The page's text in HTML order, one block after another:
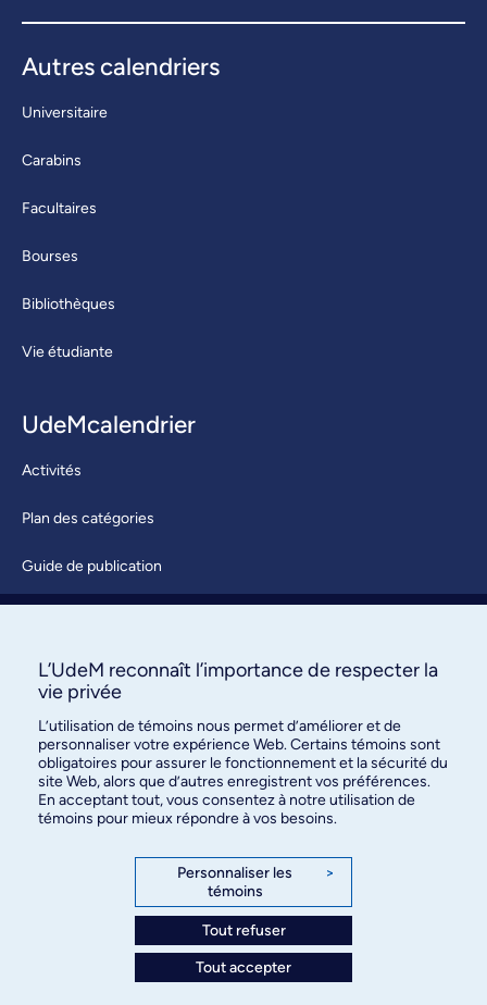
Autres calendriers
Universitaire
Carabins
Facultaires
Bourses
Bibliothèques
Vie étudiante
UdeMcalendrier
Activités
Plan des catégories
Guide de publication
À propos / Nous joindre
des relations publiques
3744, rue Jean-Brillant, bureau 490
Montréal (Québec) H3T 1P1
L’UdeM reconnaît l’importance de respecter la
vie privée
L’utilisation de témoins nous permet d’améliorer et de
personnaliser votre expérience Web. Certains témoins sont
obligatoires pour assurer le fonctionnement et la sécurité du
site Web, alors que d’autres enregistrent vos préférences.
En acceptant tout, vous consentez à notre utilisation de
témoins pour mieux répondre à vos besoins.
Personnaliser les
témoins
>
Tout refuser
Tout accepter